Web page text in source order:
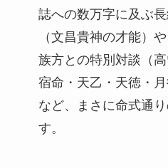
誌への数万字に及ぶ
（文昌貴神の才能）
族方との特別対談（
宿命・天乙・天徳・月
など、まさに命式通
す。